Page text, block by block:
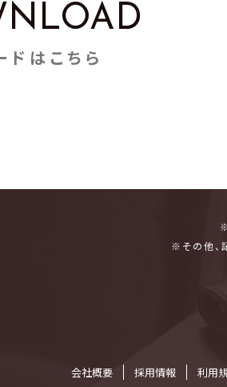
ドはこちら
※その他、
会社概要 採⽤情報 利⽤